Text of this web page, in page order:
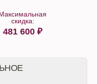
скидка:
481 600 ₽